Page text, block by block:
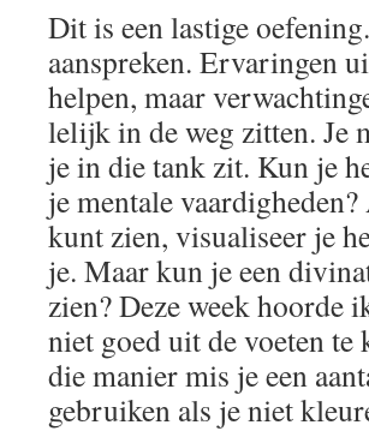
Dit is een lastige
aanspreken. Ervaringen
helpen, maar
lelijk in de weg zitten. Je
je in die tank zit. Kun je
je mentale
kunt zien, visualiseer je
je. Maar kun je een
zien? Deze week hoorde
niet goed uit de voeten
die manier mis je een
gebruiken als je niet